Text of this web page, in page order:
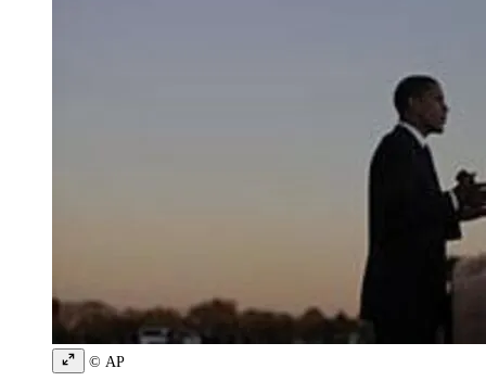
© AP